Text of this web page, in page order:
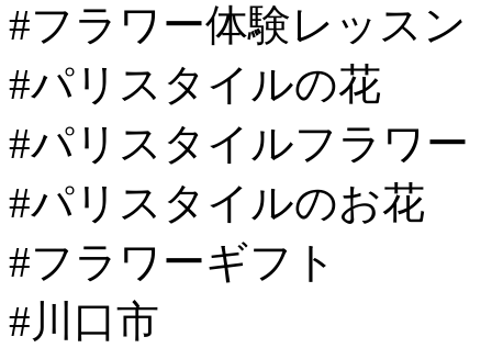
#フラワー体験レッスン
#パリスタイルの花
#パリスタイルフラワー
#パリスタイルのお花
#フラワーギフト
#川口市